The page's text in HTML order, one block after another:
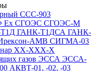
ССС-903
Ex СГОЭС СГОЭС-М
ГАНК-Т1ДСА ГАНК-
АМВ СИГМА-03
ХХ-ХХХ-Х
газов ЭССА ЭССА-
АКВТ-01, -02, -03